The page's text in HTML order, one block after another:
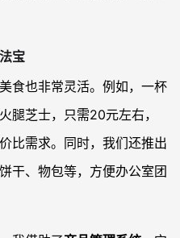
宝
食也非常灵活。例如，一杯
腿芝士，只需20元左右，
比需求。同时，我们还推出
干、物包等，方便办公室团